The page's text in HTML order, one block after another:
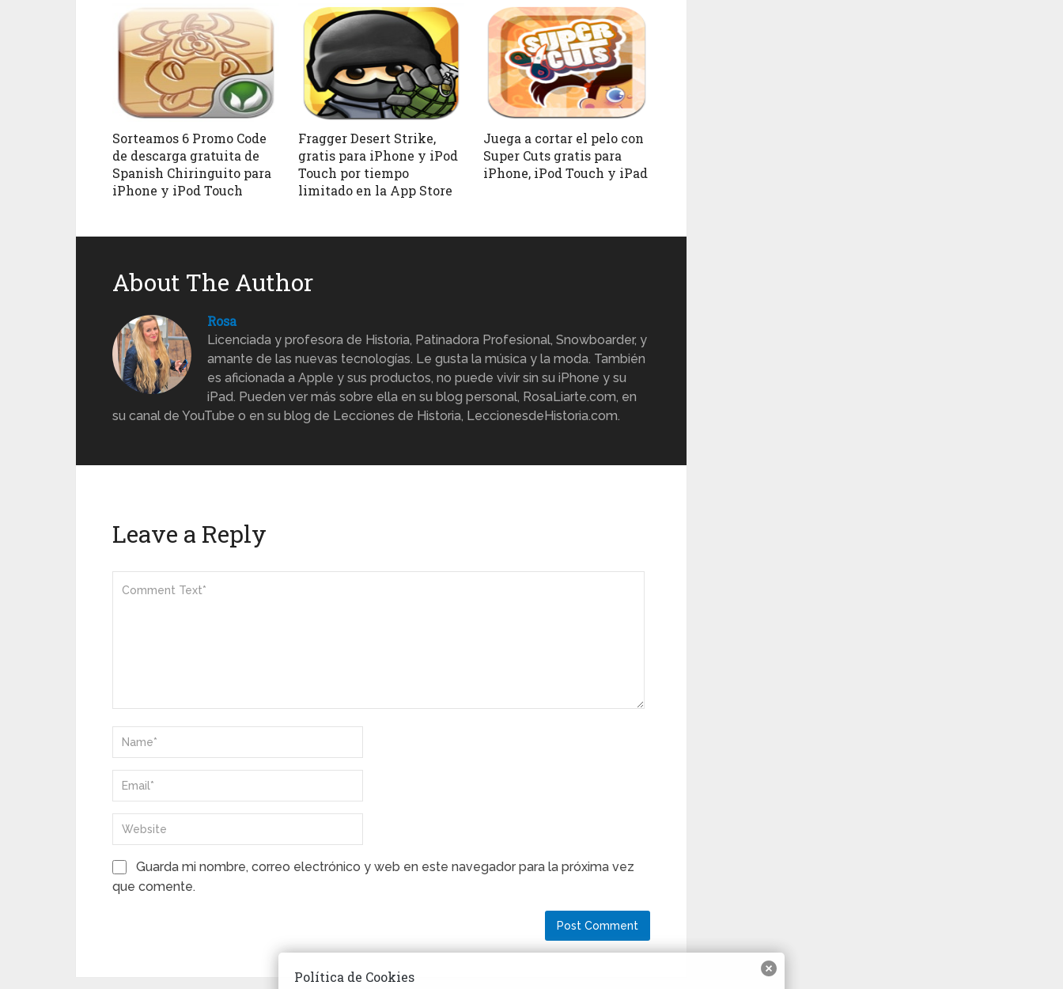
Sorteamos 6 Promo Code
de descarga gratuita de
Spanish Chiringuito para
iPhone y iPod Touch
Fragger Desert Strike,
gratis para iPhone y iPod
Touch por tiempo
limitado en la App Store
Juega a cortar el pelo con
Super Cuts gratis para
iPhone, iPod Touch y iPad
About The Author
Rosa
Licenciada y profesora de Historia, Patinadora Profesional, Snowboarder, y
amante de las nuevas tecnologías. Le gusta la música y la moda. También
es aficionada a Apple y sus productos, no puede vivir sin su iPhone y su
iPad. Pueden ver más sobre ella en su blog personal, RosaLiarte.com, en
su canal de YouTube o en su blog de Lecciones de Historia, LeccionesdeHistoria.com.
Leave a Reply
Guarda mi nombre, correo electrónico y web en este navegador para la próxima vez
que comente.
Política de Cookies